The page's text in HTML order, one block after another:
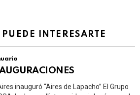
INTERESARTE
inauguró “Aires de Lapacho” El Grupo